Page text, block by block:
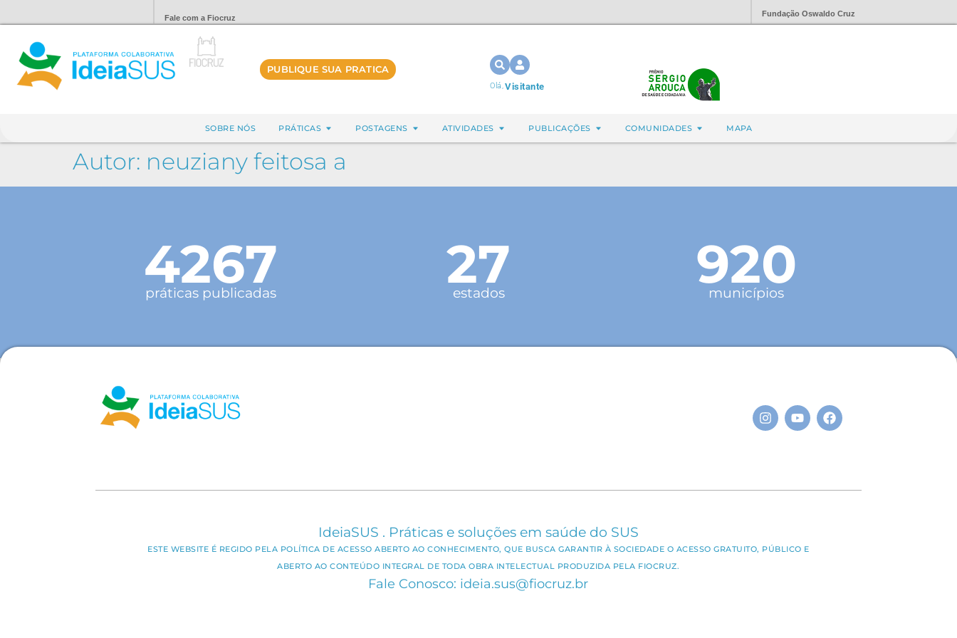
Fale com a Fiocruz Fundação Oswaldo Cruz
PUBLIQUE SUA PRATICA
Olá,Visitante
SOBRE NÓS PRÁTICAS POSTAGENS ATIVIDADES PUBLICAÇÕES COMUNIDADES MAPA
Autor: neuziany feitosa a
4267
práticas publicadas 27
estados 920
municípios
IdeiaSUS . Práticas e soluções em saúde do SUS
ESTE WEBSITE É REGIDO PELA POLÍTICA DE ACESSO ABERTO AO CONHECIMENTO, QUE BUSCA GARANTIR À SOCIEDADE O ACESSO GRATUITO, PÚBLICO E
ABERTO AO CONTEÚDO INTEGRAL DE TODA OBRA INTELECTUAL PRODUZIDA PELA FIOCRUZ.
Fale Conosco: ideia.sus@fiocruz.br